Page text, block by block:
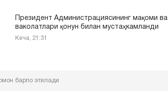
Президент Администрациясининг мақоми ва
ваколатлари қонун билан мустаҳкамланди
Кеча, 21:31
барпо этилади